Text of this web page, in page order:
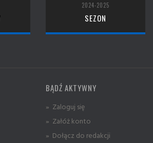
2024-2025
SEZON
BĄDŹ AKTYWNY
» Zaloguj się
» Załóż konto
» Dołącz do redakcji